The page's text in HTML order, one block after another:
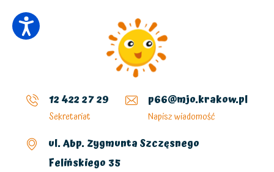
12 422 27 29
Sekretariat
p66@mjo.krakow.pl
Napisz wiadomość
ul. Abp. Zygmunta Szczęsnego
Felińskiego 35